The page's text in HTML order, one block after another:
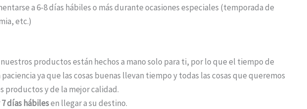
a 6-8 días hábiles o más durante ocasiones especiales (temporada de
etc.)
nuestros productos están hechos a mano solo para ti, por lo que el tiempo de
ya que las cosas buenas llevan tiempo y todas las cosas que queremos
productos y de la mejor calidad.
7 días hábilesen llegar a su destino.